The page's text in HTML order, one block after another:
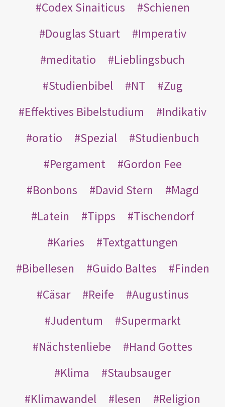
Codex Sinaiticus
Schienen
Douglas Stuart
Imperativ
meditatio
Lieblingsbuch
Studienbibel
NT
Zug
Effektives Bibelstudium
Indikativ
oratio
Spezial
Studienbuch
Pergament
Gordon Fee
Bonbons
David Stern
Magd
Latein
Tipps
Tischendorf
Karies
Textgattungen
Bibellesen
Guido Baltes
Finden
Cäsar
Reife
Augustinus
Judentum
Supermarkt
Nächstenliebe
Hand Gottes
Klima
Staubsauger
Klimawandel
lesen
Religion